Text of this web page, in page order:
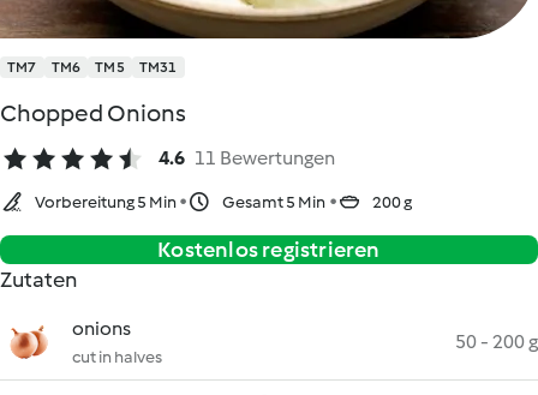
TM7 TM6 TM5 TM31
Chopped Onions
4.6 11 Bewertungen
Vorbereitung 5 Min Gesamt 5 Min 200 g
Kostenlos registrieren
Zutaten
onions
cut in halves
50 - 200 g